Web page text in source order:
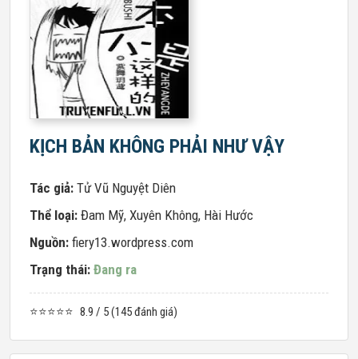
KỊCH BẢN KHÔNG PHẢI NHƯ VẬY
Tác giả: Tử Vũ Nguyệt Diên
Thể loại: Đam Mỹ, Xuyên Không, Hài Hước
Nguồn: fiery13.wordpress.com
Trạng thái: Đang ra
⭐⭐⭐⭐⭐ 8.9 / 5 (145 đánh giá)